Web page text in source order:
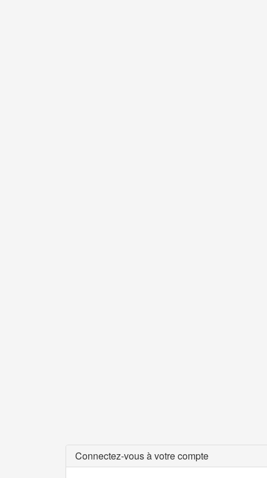
Connectez-vous à votre compte